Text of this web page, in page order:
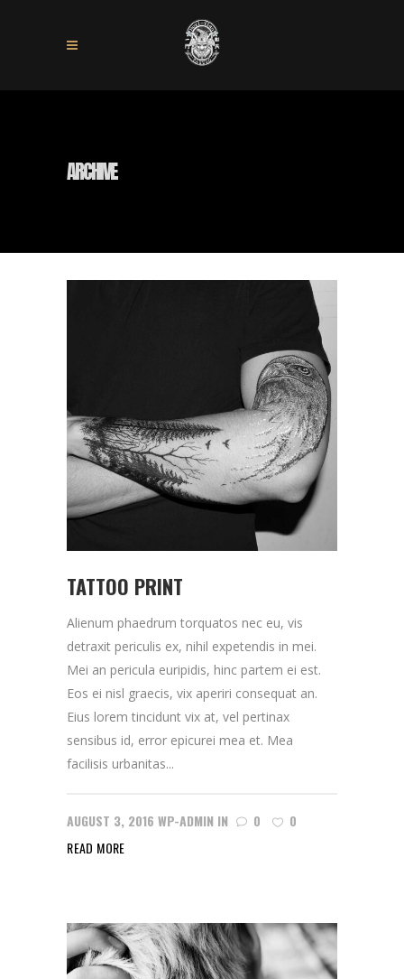
ARCHIVE
TATTOO PRINT
Alienum phaedrum torquatos nec eu, vis
detraxit periculis ex, nihil expetendis in mei.
Mei an pericula euripidis, hinc partem ei est.
Eos ei nisl graecis, vix aperiri consequat an.
Eius lorem tincidunt vix at, vel pertinax
sensibus id, error epicurei mea et. Mea
facilisis urbanitas...
AUGUST 3, 2016 WP-ADMIN IN 0
0
READ MORE